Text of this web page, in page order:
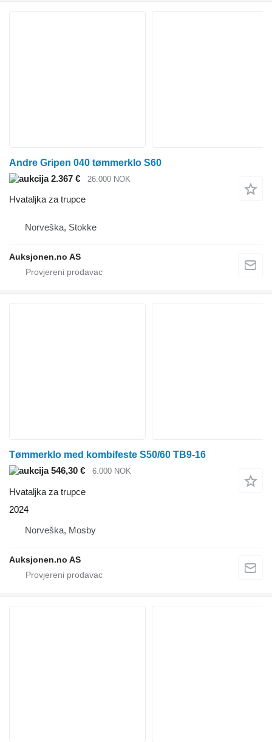
Andre Gripen 040 tømmerklo S60
2.367 €
26.000 NOK
Hvataljka za trupce
Norveška, Stokke
Auksjonen.no AS
Tømmerklo med kombifeste S50/60 TB9-16
546,30 €
6.000 NOK
Hvataljka za trupce
2024
Norveška, Mosby
Auksjonen.no AS